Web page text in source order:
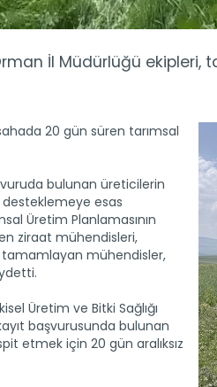
İl Müdürlüğü ekipleri,
20 gün süren tarımsal
bulunan üreticilerin
esas
Üretim Planlamasının
ziraat mühendisleri,
tamamlayan mühendisler,
Üretim ve Bitki Sağlığı
başvurusunda bulunan
etmek için 20 gün aralıksız